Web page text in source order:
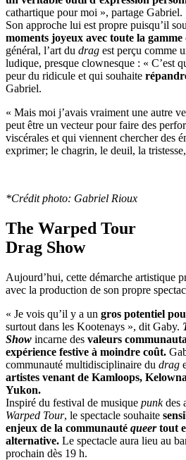
cathartique pour moi », partage Gabriel.
Son approche lui est propre puisqu’il
moments joyeux avec toute la gamme
général, l’art du drag est perçu comme
ludique, presque clownesque : « C’est
peur du ridicule et qui souhaite
Gabriel.
« Mais moi j’avais vraiment une autre
peut être un vecteur pour faire des
viscérales et qui viennent chercher des
exprimer; le chagrin, le deuil, la
*Crédit photo: Gabriel Rioux
The Warped Tour
Drag Show
Aujourd’hui, cette démarche artistique
avec la production de son propre
« Je vois qu’il y a un gros potentiel
surtout dans les Kootenays », dit Gaby.
Show incarne des valeurs
expérience festive à moindre coût.
communauté multidisciplinaire du drag
artistes venant de Kamloops,
Yukon.
Inspiré du festival de musique punkdes
Warped Tour, le spectacle souhaite
enjeux de la communauté queertout
alternative. Le spectacle aura lieu au
prochain dès 19 h.